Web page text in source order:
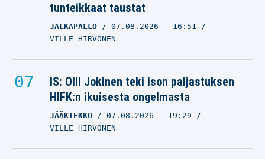
tunteikkaat taustat
JALKAPALLO 07.08.2026 - 16:51
VILLE HIRVONEN
IS: Olli Jokinen teki ison paljastuksen
HIFK:n ikuisesta ongelmasta
JÄÄKIEKKO 07.08.2026 - 19:29
VILLE HIRVONEN